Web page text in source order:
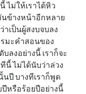
ไม่ให้เราได้หิว
นข้างหน้าอีกหลาย
เป็นผู้สงบจบลง
รมะคำสอนของ
ลงอย่างนี้ เราก็จะ
นี้ ไม่ได้นับว่าล่วง
นปี บางทีเราก็พูด
หรือร้อยปีอย่างนี้